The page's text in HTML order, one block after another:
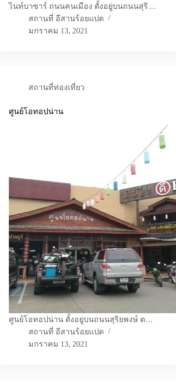
ไนท์บาซาร์ ถนนคนเมือง ตั้งอยู่บนถนนสุริ…
สถานที่ อีสานร้อยแปด
มกราคม 13, 2021
สถานที่ท่องเที่ยว
ศูนย์โอทอปน่าน
ศูนย์โอทอปน่าน ตั้งอยู่บนถนนสุริยพงษ์ ต…
สถานที่ อีสานร้อยแปด
มกราคม 13, 2021